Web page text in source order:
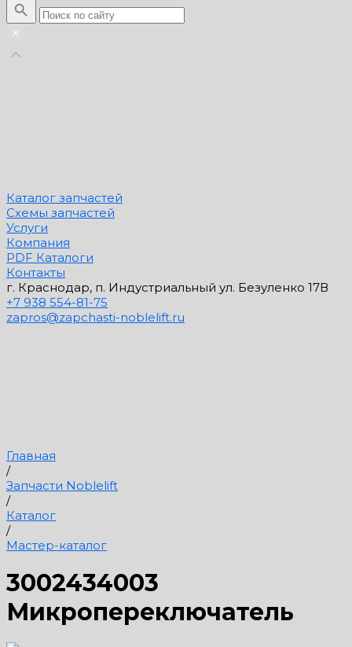
Каталог запчастей
Схемы запчастей
Услуги
Компания
PDF Каталоги
Контакты
г. Краснодар, п. Индустриальный ул. Безуленко 17В
+7 938 554-81-75
zapros@zapchasti-noblelift.ru
Главная
/
Запчасти Noblelift
/
Каталог
/
Мастер-каталог
3002434003
Микропереключатель